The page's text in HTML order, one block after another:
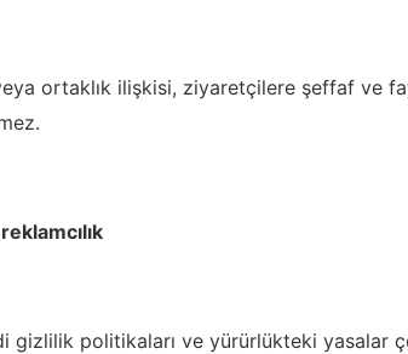
ortaklık ilişkisi, ziyaretçilere şeffaf ve
gizlilik politikaları ve yürürlükteki yasalar